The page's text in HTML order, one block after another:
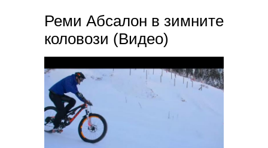
Реми Абсалон в зимните
коловози (Видео)